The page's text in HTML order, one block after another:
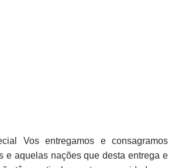
Vos entregamos e consagramos
e aquelas nações que desta entrega e